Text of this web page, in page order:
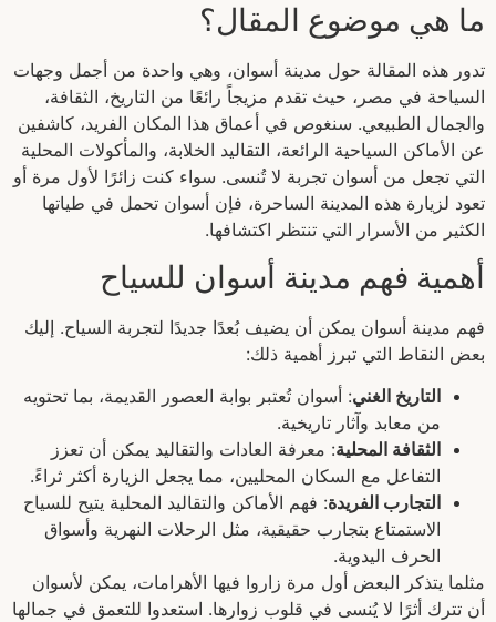
ما هي موضوع المقال؟
تدور هذه المقالة حول مدينة أسوان، وهي واحدة من أجمل وجهات
السياحة في مصر، حيث تقدم مزيجاً رائعًا من التاريخ، الثقافة،
والجمال الطبيعي. سنغوص في أعماق هذا المكان الفريد، كاشفين
عن الأماكن السياحية الرائعة، التقاليد الخلابة، والمأكولات المحلية
التي تجعل من أسوان تجربة لا تُنسى. سواء كنت زائرًا لأول مرة أو
تعود لزيارة هذه المدينة الساحرة، فإن أسوان تحمل في طياتها
الكثير من الأسرار التي تنتظر اكتشافها.
أهمية فهم مدينة أسوان للسياح
فهم مدينة أسوان يمكن أن يضيف بُعدًا جديدًا لتجربة السياح. إليك
بعض النقاط التي تبرز أهمية ذلك:
التاريخ الغني: أسوان تُعتبر بوابة العصور القديمة، بما تحتويه
من معابد وآثار تاريخية.
الثقافة المحلية: معرفة العادات والتقاليد يمكن أن تعزز
التفاعل مع السكان المحليين، مما يجعل الزيارة أكثر ثراءً.
التجارب الفريدة: فهم الأماكن والتقاليد المحلية يتيح للسياح
الاستمتاع بتجارب حقيقية، مثل الرحلات النهرية وأسواق
الحرف اليدوية.
مثلما يتذكر البعض أول مرة زاروا فيها الأهرامات، يمكن لأسوان
أن تترك أثرًا لا يُنسى في قلوب زوارها. استعدوا للتعمق في جمالها